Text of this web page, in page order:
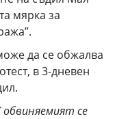
мярка за
да се обжалва
в 3-дневен
се